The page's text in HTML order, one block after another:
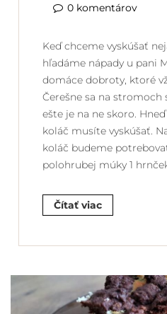
0 komentárov
Keď chceme vyskúšať
hľadáme nápady u pani
domáce dobroty, ktoré
Čerešne sa na stromoch
ešte je na ne skoro.
koláč musíte vyskúšať.
koláč budeme
polohrubej múky 1
Čítať viac